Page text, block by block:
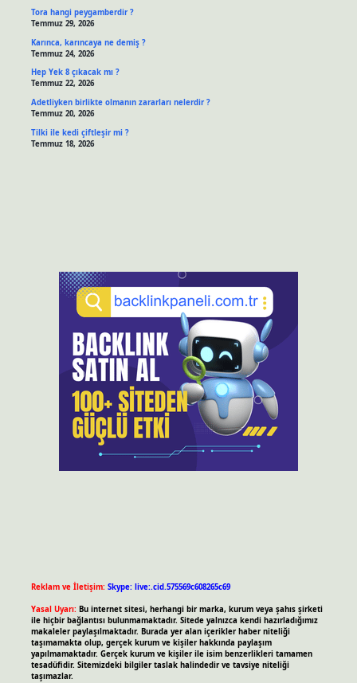
Tora hangi peygamberdir ?
Temmuz 29, 2026
Karınca, karıncaya ne demiş ?
Temmuz 24, 2026
Hep Yek 8 çıkacak mı ?
Temmuz 22, 2026
Adetliyken birlikte olmanın zararları nelerdir ?
Temmuz 20, 2026
Tilki ile kedi çiftleşir mi ?
Temmuz 18, 2026
Reklam ve İletişim: Skype: live:.cid.575569c608265c69
Yasal Uyarı: Bu internet sitesi, herhangi bir marka, kurum veya şahıs şirketi
ile hiçbir bağlantısı bulunmamaktadır. Sitede yalnızca kendi hazırladığımız
makaleler paylaşılmaktadır. Burada yer alan içerikler haber niteliği
taşımamakta olup, gerçek kurum ve kişiler hakkında paylaşım
yapılmamaktadır. Gerçek kurum ve kişiler ile isim benzerlikleri tamamen
tesadüfidir. Sitemizdeki bilgiler taslak halindedir ve tavsiye niteliği
taşımazlar.